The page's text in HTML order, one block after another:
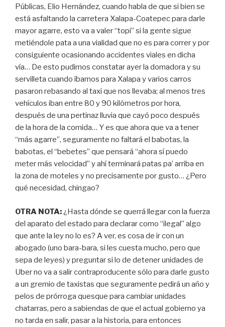
Públicas, Elio Hernández, cuando habla de que si bien se
está asfaltando la carretera Xalapa-Coatepec para darle
mayor agarre, esto va a valer “topi” si la gente sigue
metiéndole pata a una vialidad que no es para correr y por
consiguiente ocasionando accidentes viales en dicha
vía… De esto pudimos constatar ayer la domadora y su
servilleta cuando íbamos para Xalapa y varios carros
pasaron rebasando al taxi que nos llevaba; al menos tres
vehículos iban entre 80 y 90 kilómetros por hora,
después de una pertinaz lluvia que cayó poco después
de la hora de la comida… Y es que ahora que va a tener
“más agarre”, seguramente no faltará el babotas, la
babotas, el “bebetes” que pensará “ahora sí puedo
meter más velocidad” y ahí terminará patas pa’ arriba en
la zona de moteles y no precisamente por gusto… ¿Pero
qué necesidad, chingao?
OTRA NOTA: ¿Hasta dónde se querrá llegar con la fuerza
del aparato del estado para declarar como “ilegal” algo
que ante la ley no lo es? A ver, es cosa de ir con un
abogado (uno bara-bara, si les cuesta mucho, pero que
sepa de leyes) y preguntar si lo de detener unidades de
Uber no va a salir contraproducente sólo para darle gusto
a un gremio de taxistas que seguramente pedirá un año y
pelos de prórroga quesque para cambiar unidades
chatarras, pero a sabiendas de que el actual gobierno ya
no tarda en salir, pasar a la historia, para entonces